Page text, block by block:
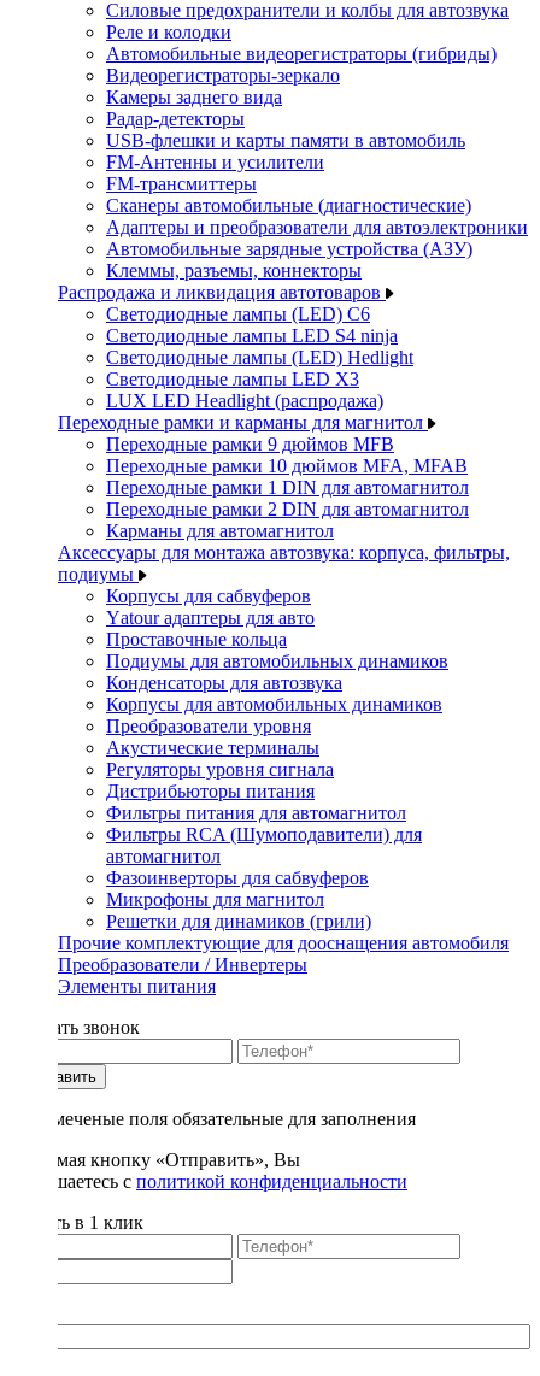
Силовые предохранители и колбы для автозвука
Реле и колодки
Автомобильные видеорегистраторы (гибриды)
Видеорегистраторы-зеркало
Камеры заднего вида
Радар-детекторы
USB-флешки и карты памяти в автомобиль
FM-Антенны и усилители
FM-трансмиттеры
Сканеры автомобильные (диагностические)
Адаптеры и преобразователи для автоэлектроники
Автомобильные зарядные устройства (АЗУ)
Клеммы, разъемы, коннекторы
Распродажа и ликвидация автотоваров
Светодиодные лампы (LED) C6
Светодиодные лампы LED S4 ninja
Светодиодные лампы (LED) Hedlight
Светодиодные лампы LED X3
LUX LED Headlight (распродажа)
Переходные рамки и карманы для магнитол
Переходные рамки 9 дюймов MFB
Переходные рамки 10 дюймов MFA, MFAB
Переходные рамки 1 DIN для автомагнитол
Переходные рамки 2 DIN для автомагнитол
Карманы для автомагнитол
Аксессуары для монтажа автозвука: корпуса, фильтры,
подиумы
Корпусы для сабвуферов
Yаtour адаптеры для авто
Проставочные кольца
Подиумы для автомобильных динамиков
Конденсаторы для автозвука
Корпусы для автомобильных динамиков
Преобразователи уровня
Акустические терминалы
Регуляторы уровня сигнала
Дистрибьюторы питания
Фильтры питания для автомагнитол
Фильтры RCA (Шумоподавители) для
автомагнитол
Фазоинверторы для сабвуферов
Микрофоны для магнитол
Решетки для динамиков (грили)
Прочие комплектующие для дооснащения автомобиля
Преобразователи / Инвертеры
Элементы питания
Заказать звонок
Отправить
* - отмеченые поля обязательные для заполнения
Нажимая кнопку «Отправить», Вы
соглашаетесь с политикой конфиденциальности
Купить в 1 клик